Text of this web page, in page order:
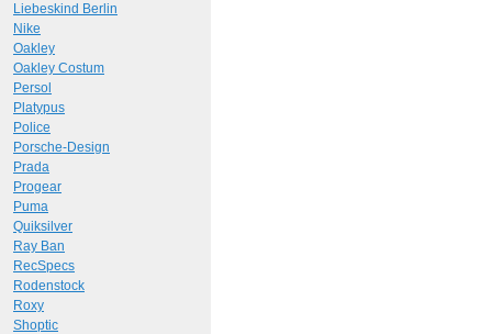
Liebeskind Berlin
Nike
Oakley
Oakley Costum
Persol
Platypus
Police
Porsche-Design
Prada
Progear
Puma
Quiksilver
Ray Ban
RecSpecs
Rodenstock
Roxy
Shoptic